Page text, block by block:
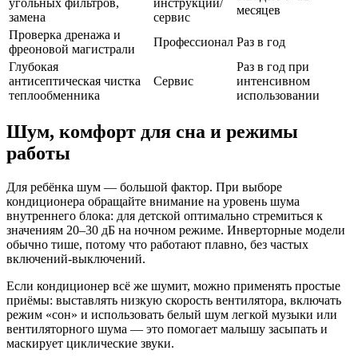
угольных фильтров,
замена
инструкции/
сервис
месяцев
Проверка дренажа и
фреоновой магистрали
Профессионал Раз в год
Глубокая
антисептическая чистка
теплообменника
Сервис
Раз в год при
интенсивном
использовании
Шум, комфорт для сна и режимы
работы
Для ребёнка шум — большой фактор. При выборе
кондиционера обращайте внимание на уровень шума
внутреннего блока: для детской оптимально стремиться к
значениям 20–30 дБ на ночном режиме. Инверторные модели
обычно тише, потому что работают плавно, без частых
включений‑выключений.
Если кондиционер всё же шумит, можно применять простые
приёмы: выставлять низкую скорость вентилятора, включать
режим «сон» и использовать белый шум легкой музыки или
вентиляторного шума — это помогает малышу засыпать и
маскирует циклические звуки.